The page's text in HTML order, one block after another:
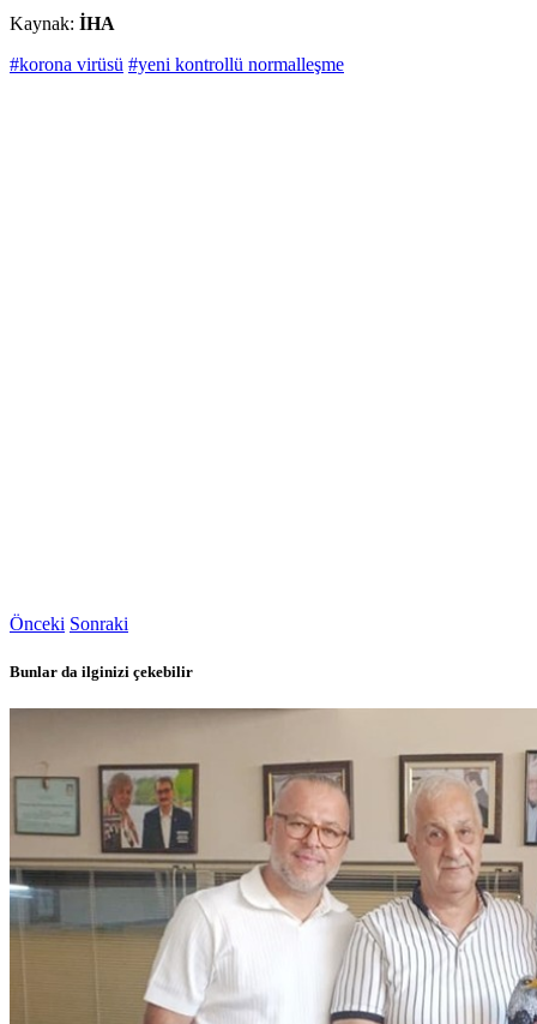
Kaynak: İHA
#korona virüsü #yeni kontrollü normalleşme
Önceki Sonraki
Bunlar da ilginizi çekebilir